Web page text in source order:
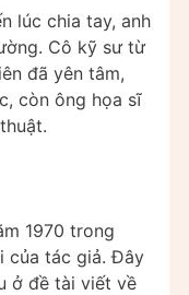
lúc chia tay, anh
Cô kỹ sư từ
đã yên tâm,
còn ông họa sĩ
1970 trong
của tác giả. Đây
ở đề tài viết về